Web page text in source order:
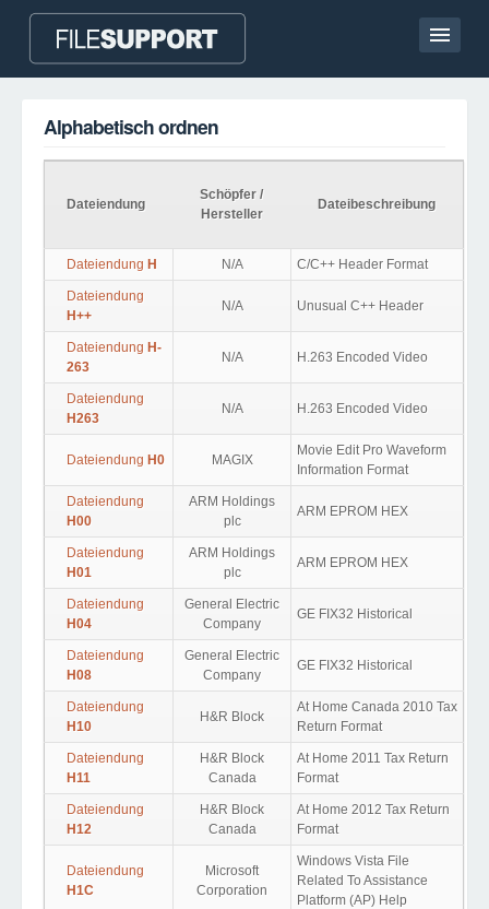
Language
DATEIENDUNG HINZUFÜGEN
Alphabetisch ordnen
Dateiendung
Schöpfer /
Hersteller
Dateibeschreibung
Dateiendung H N/A C/C++ Header Format
Dateiendung
H++
N/A Unusual C++ Header
Dateiendung H-
263
N/A H.263 Encoded Video
Dateiendung
H263
N/A H.263 Encoded Video
Dateiendung H0 MAGIX
Movie Edit Pro Waveform
Information Format
Dateiendung
H00
ARM Holdings
plc
ARM EPROM HEX
Dateiendung
H01
ARM Holdings
plc
ARM EPROM HEX
Dateiendung
H04
General Electric
Company
GE FIX32 Historical
Dateiendung
H08
General Electric
Company
GE FIX32 Historical
Dateiendung
H10
H&R Block
At Home Canada 2010 Tax
Return Format
Dateiendung
H11
H&R Block
Canada
At Home 2011 Tax Return
Format
Dateiendung
H12
H&R Block
Canada
At Home 2012 Tax Return
Format
Dateiendung
H1C
Microsoft
Corporation
Windows Vista File
Related To Assistance
Platform (AP) Help